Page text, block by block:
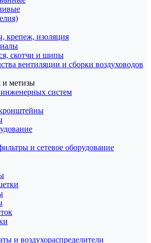
крепеж, изоляция
скотчи и шипы
вентиляции и сборки воздуховодов
и метизы
систем
и сетевое оборудование
и воздухораспределители